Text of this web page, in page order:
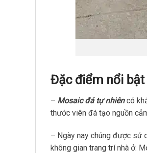
Đặc điểm nổi
– Mosaic đá tự nhiêncó
thước viên đá tạo nguồn
– Ngày nay chúng được sử
không gian trang trí nhà ở.